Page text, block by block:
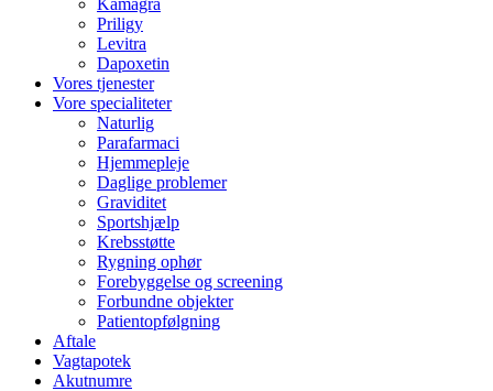
Kamagra
Priligy
Levitra
Dapoxetin
Vores tjenester
Vore specialiteter
Naturlig
Parafarmaci
Hjemmepleje
Daglige problemer
Graviditet
Sportshjælp
Krebsstøtte
Rygning ophør
Forebyggelse og screening
Forbundne objekter
Patientopfølgning
Aftale
Vagtapotek
Akutnumre